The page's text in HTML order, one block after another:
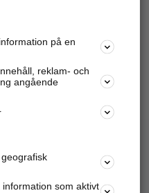
företagsinfo mm.
företaget
och annonsera mot
nära dig.
på en
reklam- och
angående
som aktivt